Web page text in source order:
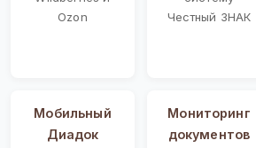
Ozon
Честный ЗНАК
Мобильный
Диадок
Мониторинг
документов